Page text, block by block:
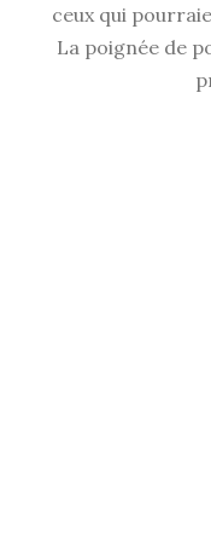
ceux qui
La poignée de